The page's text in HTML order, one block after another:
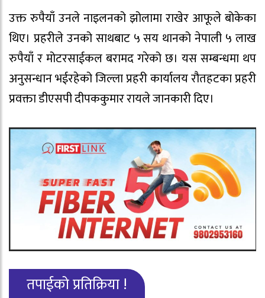
उक्त रुपैयाँ उनले नाइलनको झोलामा राखेर आफूले बोकेका
थिए। प्रहरीले उनको साथबाट ५ सय थानको नेपाली ५ लाख
रुपैयाँ र मोटरसाईकल बरामद गरेको छ। यस सम्बन्धमा थप
अनुसन्धान भईरहेको जिल्ला प्रहरी कार्यालय रौतहटका प्रहरी
प्रवक्ता डीएसपी दीपककुमार रायले जानकारी दिए।
तपाईको प्रतिक्रिया !